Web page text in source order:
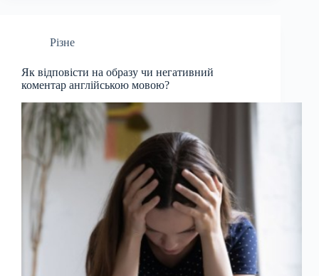
Різне
Як відповісти на образу чи негативний
коментар англійською мовою?